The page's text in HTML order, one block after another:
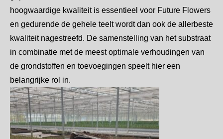
hoogwaardige kwaliteit is essentieel voor Future Flowers
en gedurende de gehele teelt wordt dan ook de allerbeste
kwaliteit nagestreefd. De samenstelling van het substraat
in combinatie met de meest optimale verhoudingen van
de grondstoffen en toevoegingen speelt hier een
belangrijke rol in.